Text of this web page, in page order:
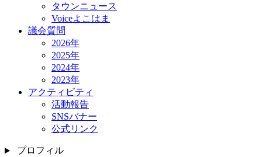
タウンニュース
Voiceよこはま
議会質問
2026年
2025年
2024年
2023年
アクティビティ
活動報告
SNSバナー
公式リンク
プロフィル